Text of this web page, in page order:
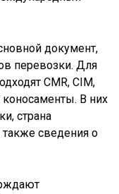
документ,
перевозки. Для
CMR, CIM,
В них
страна
также сведения о